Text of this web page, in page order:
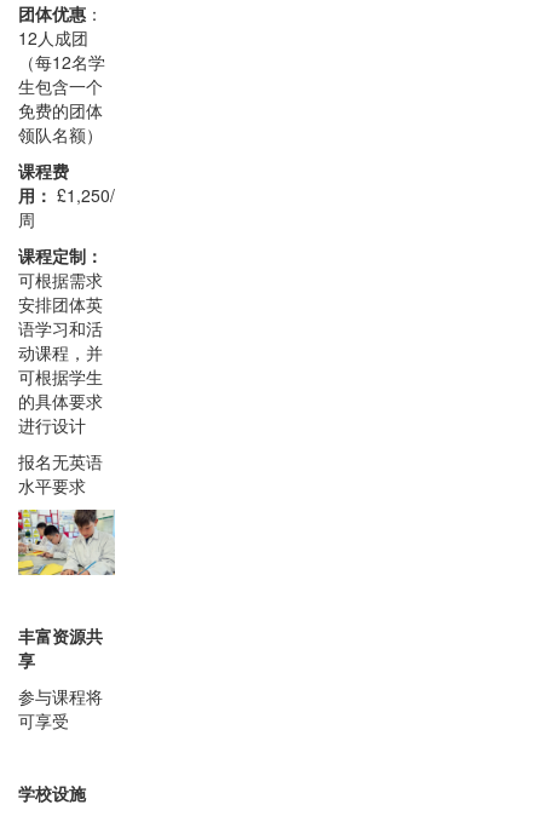
团体优惠 ：
12人成团
（每12名学
生包含一个
免费的团体
领队名额）
课程费
用： £1,250/
周
课程定制：
可根据需求
安排团体英
语学习和活
动课程，并
可根据学生
的具体要求
进行设计
报名无英语
水平要求
丰富资源共
享
参与课程将
可享受
学校设施